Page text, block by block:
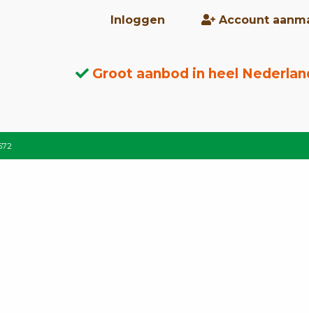
Inloggen Account
Groot aanbod in heel